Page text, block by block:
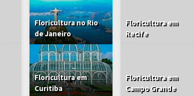
Floricultura no Rio
de Janeiro
Floricultura em
Recife
Floricultura em
Curitiba
Floricultura em
Campo Grande